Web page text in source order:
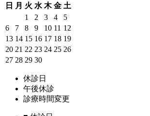
日
月 火 水 木 金 土
1
2 3 4
5
6
7 8 9 10 11 12
13 14 15 16 17 18 19
20 21 22 23 24 25 26
27 28 29 30
休診日
午後休診
診療時間変更